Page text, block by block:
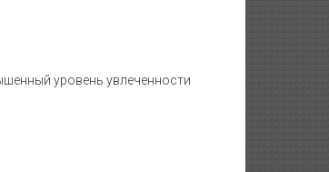
уровень увлеченности